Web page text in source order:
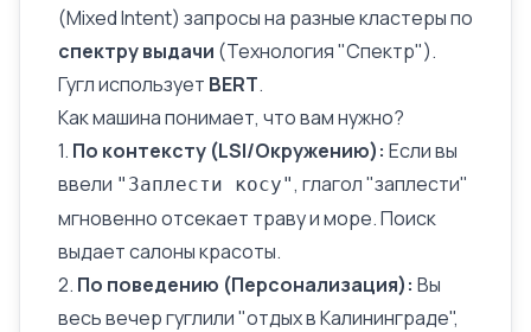
(Mixed Intent) запросына разные кластеры по
спектру выдачи (Технология "Спектр").
Гугл использует BERT.
Как машина понимает, что вам нужно?
1. По контексту (LSI/Окружению): Если вы
ввели "Заплести косу", глагол "заплести"
мгновенно отсекает траву и море. Поиск
выдает салоны красоты.
2. По поведению (Персонализация): Вы
весь вечер гуглили "отдых в Калининграде",